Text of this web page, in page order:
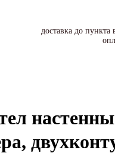
доставка до